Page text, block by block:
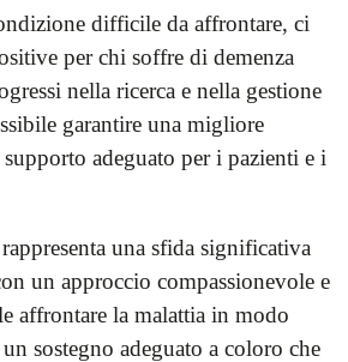
difficile da affrontare, ci
per chi soffre di demenza
nella ricerca e nella gestione
garantire una migliore
adeguato per i pazienti e i
una sfida significativa
un approccio compassionevole e
affrontare la malattia in modo
sostegno adeguato a coloro che